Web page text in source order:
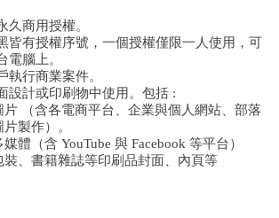
久商用授權。
皆有授權序號，一個授權僅限一人使用，可
電腦上。
執行商業案件。
設計或印刷物中使用。包括 :
片 （含各電商平台、企業與個人網站、部落
製作）。
體（含 YouTube 與 Facebook 等平台）
裝、書籍雜誌等印刷品封面、內頁等